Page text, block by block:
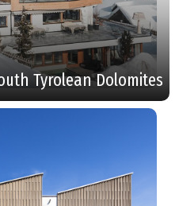
Tyrolean Dolomites